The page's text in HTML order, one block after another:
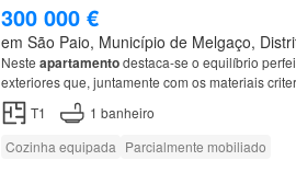
300 000 €
em São Paio, Município de Melgaço,
Neste apartamentodestaca-se o equilíbrio
exteriores que, juntamente com os materiais
T1
1 banheiro
Cozinha equipada Parcialmente mobiliado